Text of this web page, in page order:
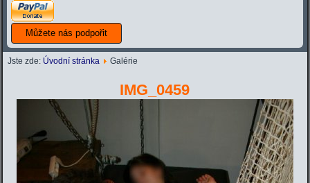
Jste zde: Úvodní stránka Galérie
IMG_0459